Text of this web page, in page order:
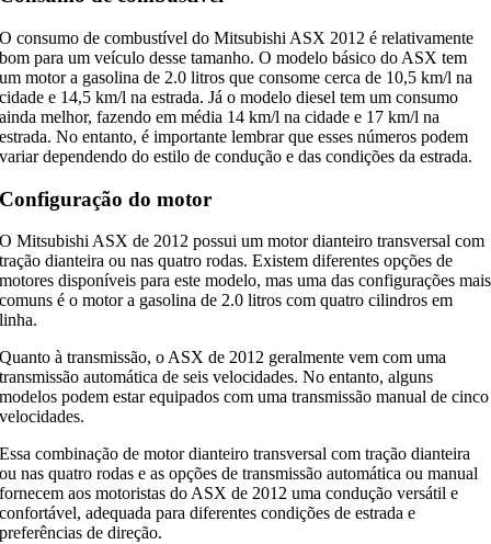
O consumo de combustível do Mitsubishi ASX 2012 é relativamente
bom para um veículo desse tamanho. O modelo básico do ASX tem
um motor a gasolina de 2.0 litros que consome cerca de 10,5 km/l na
cidade e 14,5 km/l na estrada. Já o modelo diesel tem um consumo
ainda melhor, fazendo em média 14 km/l na cidade e 17 km/l na
estrada. No entanto, é importante lembrar que esses números podem
variar dependendo do estilo de condução e das condições da estrada.
Configuração do motor
O Mitsubishi ASX de 2012 possui um motor dianteiro transversal com
tração dianteira ou nas quatro rodas. Existem diferentes opções de
motores disponíveis para este modelo, mas uma das configurações mais
comuns é o motor a gasolina de 2.0 litros com quatro cilindros em
linha.
Quanto à transmissão, o ASX de 2012 geralmente vem com uma
transmissão automática de seis velocidades. No entanto, alguns
modelos podem estar equipados com uma transmissão manual de cinco
velocidades.
Essa combinação de motor dianteiro transversal com tração dianteira
ou nas quatro rodas e as opções de transmissão automática ou manual
fornecem aos motoristas do ASX de 2012 uma condução versátil e
confortável, adequada para diferentes condições de estrada e
preferências de direção.